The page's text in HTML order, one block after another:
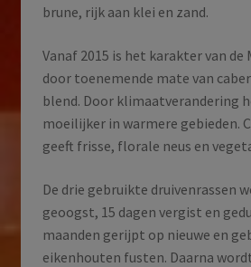
brune, rijk aan klei en zand.
Vanaf 2015 is het karakter van de
door toenemende mate van
blend. Door klimaatverandering
moeilijker in warmere gebieden.
geeft frisse, florale neus en
De drie gebruikte druivenrassen
geoogst, 15 dagen vergist en
maanden gerijpt op nieuwe en
eikenhouten fusten. Daarna